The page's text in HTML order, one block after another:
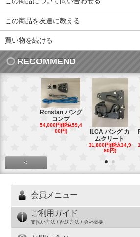
この商品を友達に教える
買い物を続ける
RECOMMEND
Ronstan バング
コンプ
54,000円(税込59,4
00円)
ILCA バング カ
ムクリート
31,800円(税込34,9
80円)
<
会員メニュー
ご利用ガイド
支払い方法 / 配送方法 / 会社概要